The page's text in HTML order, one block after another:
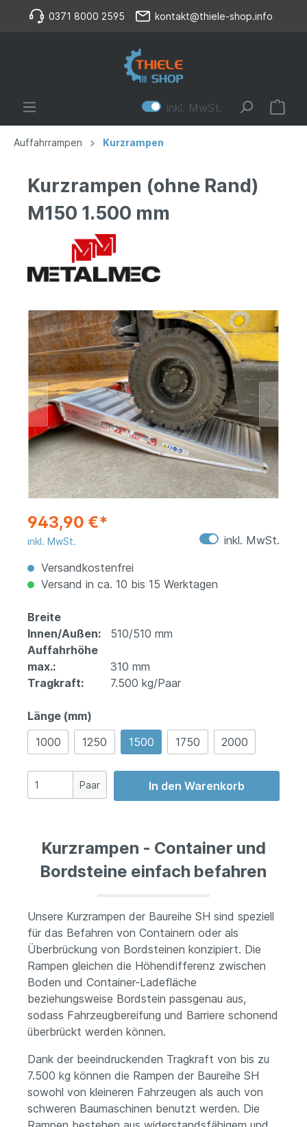
0371 8000 2595 kontakt@thiele-shop.info
inkl. MwSt.
Auffahrrampen Kurzrampen
Kurzrampen (ohne Rand)
M150 1.500 mm
943,90 €*
inkl. MwSt.
inkl. MwSt.
Versandkostenfrei
Versand in ca. 10 bis 15 Werktagen
Breite
Innen/Außen:
510/510 mm
Auffahrhöhe
max.:
310 mm
Tragkraft:
7.500 kg/Paar
Länge (mm)
1000
1250 1500 1750 2000
Paar In den Warenkorb
Kurzrampen - Container und
Bordsteine einfach befahren
Unsere Kurzrampen der Baureihe SH sind speziell
für das Befahren von Containern oder als
Überbrückung von Bordsteinen konzipiert. Die
Rampen gleichen die Höhendifferenz zwischen
Boden und Container-Ladefläche
beziehungsweise Bordstein passgenau aus,
sodass Fahrzeugbereifung und Barriere schonend
überbrückt werden können.
Dank der beeindruckenden Tragkraft von bis zu
7.500 kg können die Rampen der Baureihe SH
sowohl von kleineren Fahrzeugen als auch von
schweren Baumaschinen benutzt werden. Die